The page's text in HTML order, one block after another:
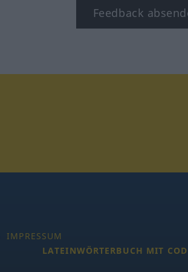
Feedback
IMPRESSUM
LATEINWÖRTERBUCH MIT